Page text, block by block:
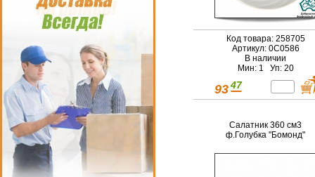
Код товара: 258705
Артикул: 0С0586
В наличии
Мин: 1 Уп: 20
93 47
Салатник 360 см3
ф.Голубка "Бомонд"